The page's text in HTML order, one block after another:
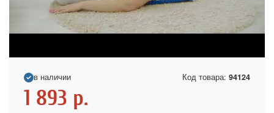
в наличии Код товара: 94124
1 893 р.